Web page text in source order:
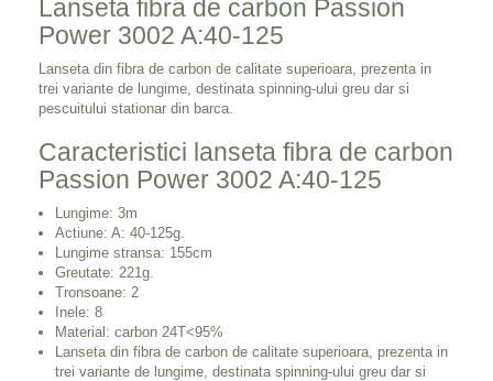
Lanseta fibra de carbon Passion
Power 3002 A:40-125
Lanseta din fibra de carbon de calitate superioara, prezenta in
trei variante de lungime, destinata spinning-ului greu dar si
pescuitului stationar din barca.
Caracteristici lanseta fibra de carbon
Passion Power 3002 A:40-125
Lungime: 3m
Actiune: A: 40-125g.
Lungime stransa: 155cm
Greutate: 221g.
Tronsoane: 2
Inele: 8
Material: carbon 24T<95%
Lanseta din fibra de carbon de calitate superioara, prezenta in
trei variante de lungime, destinata spinning-ului greu dar si